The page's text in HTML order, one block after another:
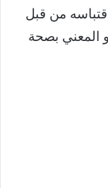
من قبل
المعني بصحة